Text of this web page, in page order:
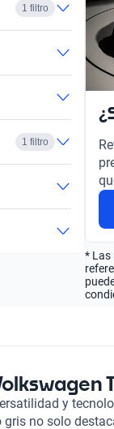
1 filtro
1 filtro
* Las
y
no solo